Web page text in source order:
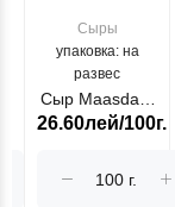
Сыры
упаковка: на
развес
Сыр Maasdam
Sublime Cow
26.60лей/100г.